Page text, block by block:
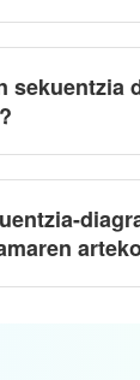
sekuentzia